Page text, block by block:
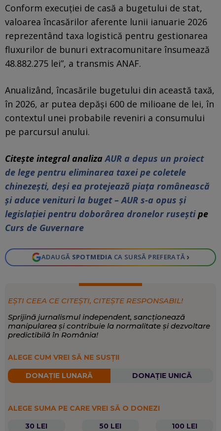
Conform execuţiei de casă a bugetului de stat,
valoarea încasărilor aferente lunii ianuarie 2026
reprezentând taxa logistică pentru gestionarea
fluxurilor de bunuri extracomunitare însumează
48.882.275 lei”, a transmis ANAF.
Anualizând, încasările bugetului din această taxă,
în 2026, ar putea depăși 600 de milioane de lei, în
contextul unei probabile reveniri a consumului
pe parcursul anului.
Citeşte integral analizaAUR a depus un proiect
de lege pentru eliminarea taxei pe coletele
chinezești, deși ea protejează piața românească
și aduce venituri la buget – AUR s-a opus și
legislației pentru doborârea dronelor ruseștipe
Curs de Guvernare
ADAUGĂ SPOTMEDIA CA SURSĂ PREFERATĂ ›
EȘTI CEEA CE CITEȘTI, CITEȘTE RESPONSABIL!
Sprijină jurnalismul independent, sancționează
manipularea și contribuie la normalitate și dezvoltare
predictibilă în România!
ALEGE CUM VREI SĂ NE SUSȚII
DONAȚIE LUNARĂ DONAȚIE UNICĂ
ALEGE SUMA PE CARE VREI SĂ O DONEZI
30 LEI
50 LEI 100 LEI